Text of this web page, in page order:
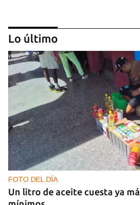
GUERRA
Al menos 17 muertos y 44
nocturnos de Rusia sobre la
Lo último
FOTO DEL DÍA
Un litro de aceite cuesta ya